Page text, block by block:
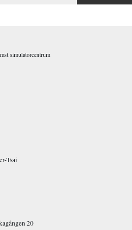
simulatorcentrum
Tsai
20